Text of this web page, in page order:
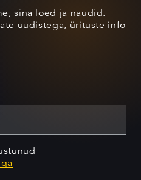
sina loed ja naudid.
uudistega, ürituste info